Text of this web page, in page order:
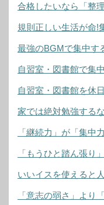
合格したいなら「整
規則正しい生活が命!
最強のBGMで集中す
自習室・図書館で集
自習室・図書館を休
家では絶対勉強する
「継続力」が「集中
「もうひと踏ん張り
いいイスを使えると
「意志の弱さ」より